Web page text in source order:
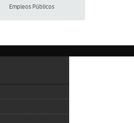
Empleos Públicos